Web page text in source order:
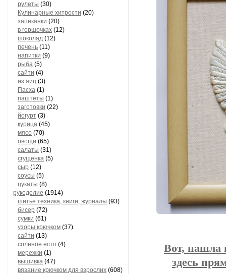
рулеты (30)
Кулинарные хитрости (20)
запеканки (20)
в горшочках (12)
шоколад (12)
печень (11)
напитки (9)
рыба (5)
сайти (4)
из яиц (3)
Пасха (1)
паштеты (1)
заготовки (22)
йогурт (3)
курица (45)
мясо (70)
овощи (65)
салаты (31)
сгущенка (5)
сыр (12)
соусы (5)
цукаты (8)
рукоделие (1914)
шитье техника, книги, журналы (93)
бисер (72)
сумки (61)
узоры крючком (37)
сайти (13)
соленое есто (4)
мережки (1)
вышивка (47)
вязание крючком для взрослих (608)
Вот, нашла
здесь